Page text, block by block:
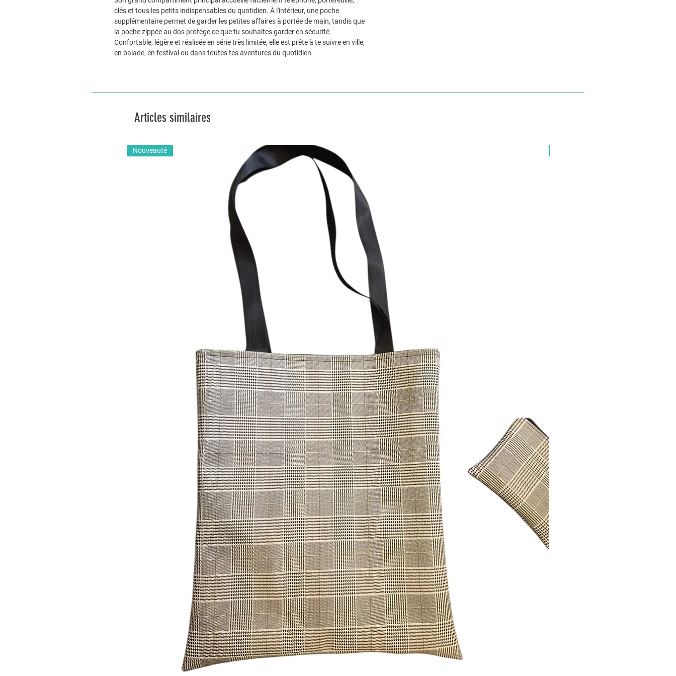
clés et tous les petits indispensables du quotidien. À l'intérieur, une poche
supplémentaire permet de garder les petites affaires à portée de main, tandis que
la poche zippée au dos protège ce que tu souhaites garder en sécurité.
Confortable, légère et réalisée en série très limitée, elle est prête à te suivre en ville,
en balade, en festival ou dans toutes tes aventures du quotidien
Articles similaires
Nouveauté